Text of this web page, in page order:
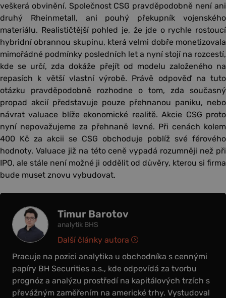
veškerá obvinění. Společnost CSG pravděpodobně není ani
druhý Rheinmetall, ani pouhý překupník vojenského
materiálu. Realističtější pohled je, že jde o rychle rostoucí
hybridní obrannou skupinu, která velmi dobře monetizovala
mimořádné podmínky posledních let a nyní stojí na rozcestí,
kde se určí, zda dokáže přejít od modelu založeného na
repasích k větší vlastní výrobě. Právě odpověď na tuto
otázku pravděpodobně rozhodne o tom, zda současný
propad akcií představuje pouze přehnanou paniku, nebo
návrat valuace blíže ekonomické realitě. Akcie CSG proto
nyní nepovažujeme za přehnaně levné. Při cenách kolem
400 Kč za akcii se CSG obchoduje poblíž své férového
hodnoty. Valuace již na této ceně vypadá rozumněji než při
IPO, ale stále není možné ji oddělit od důvěry, kterou si firma
bude muset znovu vybudovat.
Timur Barotov
analytik BHS
Pracuje na pozici analytika u obchodníka s cennými
papíry BH Securities a.s., kde odpovídá za tvorbu
prognóz a analýzu prostředí na kapitálových trzích s
převážným zaměřením na americké trhy. Vystudoval
Další články autora